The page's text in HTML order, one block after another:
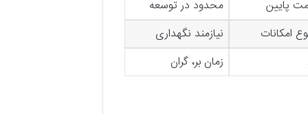
پایین
محدود در توسعه
امکانات
نیازمند نگهداری
زمان بر، گران